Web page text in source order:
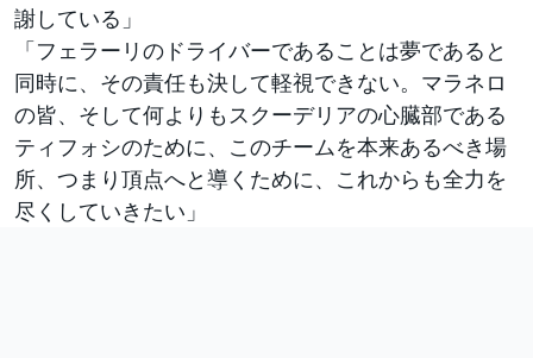
謝している」
「フェラーリのドライバーであることは夢であると
同時に、その責任も決して軽視できない。マラネロ
の皆、そして何よりもスクーデリアの心臓部である
ティフォシのために、このチームを本来あるべき場
所、つまり頂点へと導くために、これからも全力を
尽くしていきたい」